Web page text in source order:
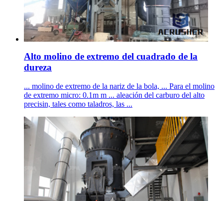
Alto molino de extremo del cuadrado de la
dureza
... molino de extremo de la nariz de la bola, ... Para el molino
de extremo micro: 0.1m m ... aleación del carburo del alto
precisin, tales como taladros, las ...